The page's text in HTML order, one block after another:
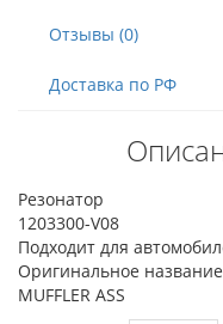
Отзывы (0)
Доставка по РФ
Резонатор
1203300-V08
Подходит для
Оригинальное название:
MUFFLER ASS